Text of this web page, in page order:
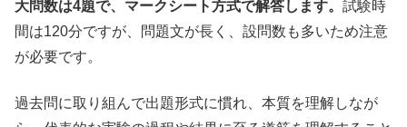
大問数は4題で、マークシート方式で解答します。 試験時
間は120分ですが、問題文が長く、設問数も多いため注意
が必要です。
過去問に取り組んで出題形式に慣れ、本質を理解しなが